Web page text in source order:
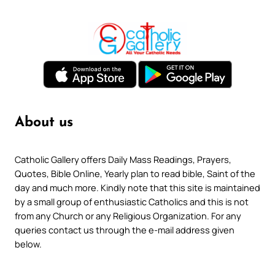
About us
Catholic Gallery offers Daily Mass Readings, Prayers,
Quotes, Bible Online, Yearly plan to read bible, Saint of the
day and much more. Kindly note that this site is maintained
by a small group of enthusiastic Catholics and this is not
from any Church or any Religious Organization. For any
queries contact us through the e-mail address given
below.